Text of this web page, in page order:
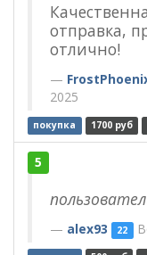
отправка,
отлично!
2025
покупка 1700 руб
5
alex93 22